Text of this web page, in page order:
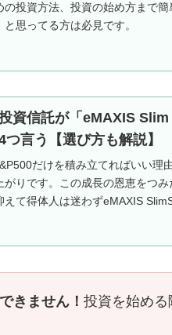
の投資方法、投資の始め方まで
思ってる方は必見です。
資信託が「eMAXIS
言う【選び方も解説】
だけを積み立てればいい理
がりです。この成長の恩恵をつ
て得体人は迷わずeMAXIS
きません！ 投資を始める